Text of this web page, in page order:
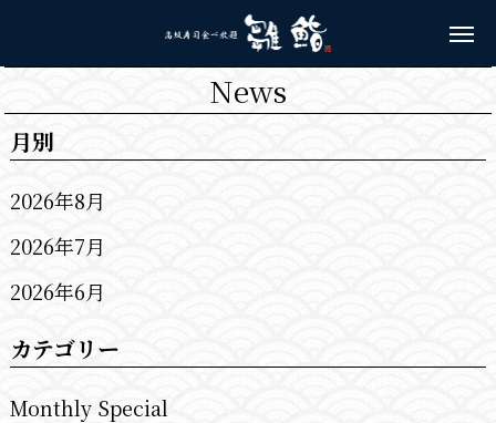
News
月別
2026年8月
2026年7月
2026年6月
カテゴリー
Monthly Special